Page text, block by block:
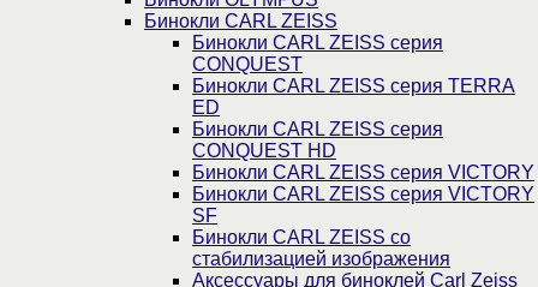
Бинокли CARL ZEISS
Бинокли CARL ZEISS серия
CONQUEST
Бинокли CARL ZEISS серия TERRA
ED
Бинокли CARL ZEISS серия
CONQUEST HD
Бинокли CARL ZEISS серия VICTORY
Бинокли CARL ZEISS серия VICTORY
SF
Бинокли CARL ZEISS со
стабилизацией изображения
Аксессуары для биноклей Carl Zeiss